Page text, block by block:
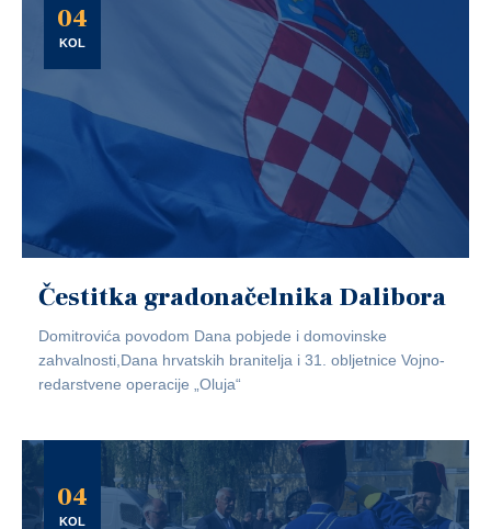
04
KOL
Čestitka gradonačelnika Dalibora
Domitrovića povodom Dana pobjede i domovinske
zahvalnosti,Dana hrvatskih branitelja i 31. obljetnice Vojno-
redarstvene operacije „Oluja“
04
KOL